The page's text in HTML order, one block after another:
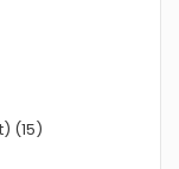
(15)